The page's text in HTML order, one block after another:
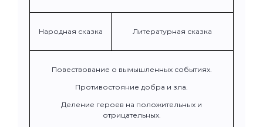
Народная сказка Литературная сказка
Повествование о вымышленных событиях.
Противостояние добра и зла.
Деление героев на положительных и
отрицательных.